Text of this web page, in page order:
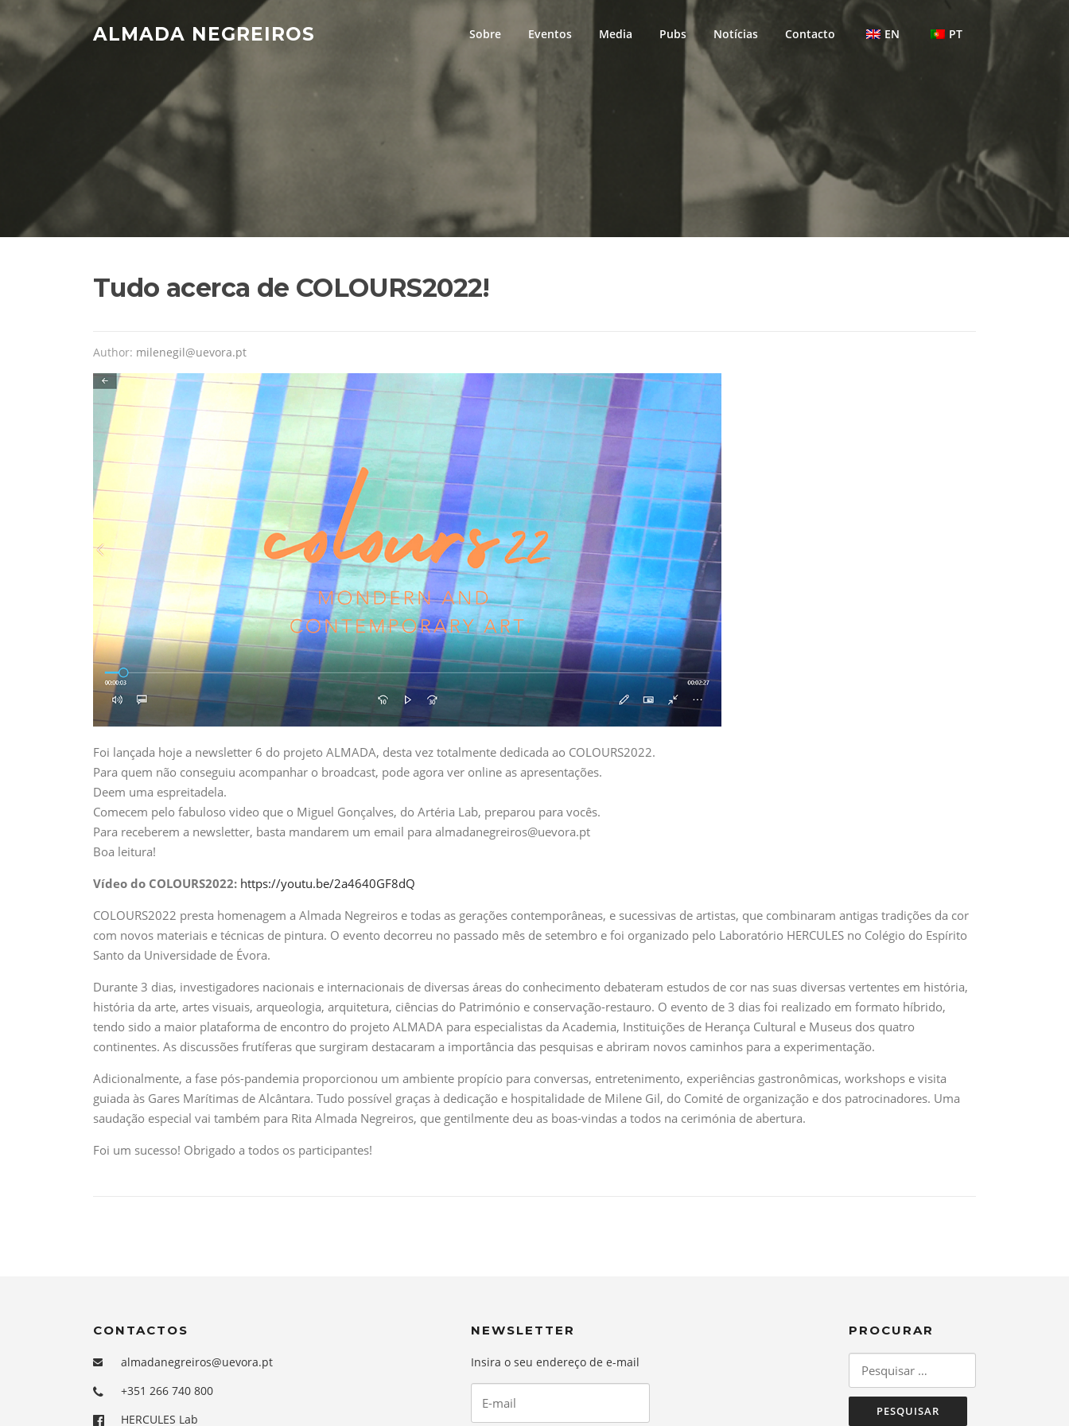
content
ALMADA NEGREIROS Sobre Eventos Media Pubs Notícias Contacto EN PT
Tudo acerca de COLOURS2022!
Author: milenegil@uevora.pt
Foi lançada hoje a newsletter 6 do projeto ALMADA, desta vez totalmente dedicada ao COLOURS2022.
Para quem não conseguiu acompanhar o broadcast, pode agora ver online as apresentações.
Deem uma espreitadela.
Comecem pelo fabuloso video que o Miguel Gonçalves, do Artéria Lab, preparou para vocês.
Para receberem a newsletter, basta mandarem um email para almadanegreiros@uevora.pt
Boa leitura!
Vídeo do COLOURS2022: https://youtu.be/2a4640GF8dQ
COLOURS2022 presta homenagem a Almada Negreiros e todas as gerações contemporâneas, e sucessivas de artistas, que combinaram antigas tradições da cor
com novos materiais e técnicas de pintura. O evento decorreu no passado mês de setembro e foi organizado pelo Laboratório HERCULES no Colégio do Espírito
Santo da Universidade de Évora.
Durante 3 dias, investigadores nacionais e internacionais de diversas áreas do conhecimento debateram estudos de cor nas suas diversas vertentes em história,
história da arte, artes visuais, arqueologia, arquitetura, ciências do Património e conservação-restauro. O evento de 3 dias foi realizado em formato híbrido,
tendo sido a maior plataforma de encontro do projeto ALMADA para especialistas da Academia, Instituições de Herança Cultural e Museus dos quatro
continentes. As discussões frutíferas que surgiram destacaram a importância das pesquisas e abriram novos caminhos para a experimentação.
Adicionalmente, a fase pós-pandemia proporcionou um ambiente propício para conversas, entretenimento, experiências gastronômicas, workshops e visita
guiada às Gares Marítimas de Alcântara. Tudo possível graças à dedicação e hospitalidade de Milene Gil, do Comité de organização e dos patrocinadores. Uma
saudação especial vai também para Rita Almada Negreiros, que gentilmente deu as boas-vindas a todos na cerimónia de abertura.
Foi um sucesso! Obrigado a todos os participantes!
CONTACTOS
almadanegreiros@uevora.pt
+351 266 740 800
HERCULES Lab
NEWSLETTER
Insira o seu endereço de e-mail
PROCURAR
por: